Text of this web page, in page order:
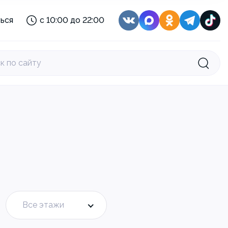
с 10:00 до 21:00
с 10:00 до 22:00
по сайту
Все этажи